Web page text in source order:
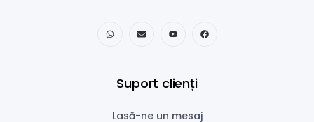
Suport clienți
Lasă-ne un mesaj